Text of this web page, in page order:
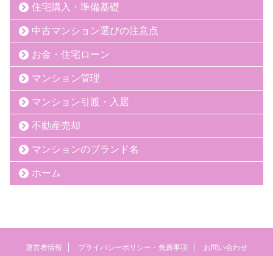
住宅購入・準備基礎
中古マンション選びの注意点
お金・住宅ローン
マンション管理
マンション引渡・入居
不動産売却
マンションのブランド名
ホーム
運営者情報 プライバシーポリシー・免責事項 お問い合わせ